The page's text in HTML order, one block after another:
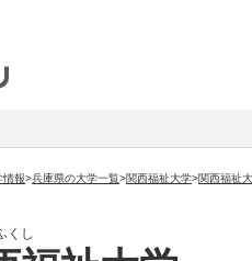
情報>兵庫県の大学一覧>関西福祉大学>関西福祉
くし